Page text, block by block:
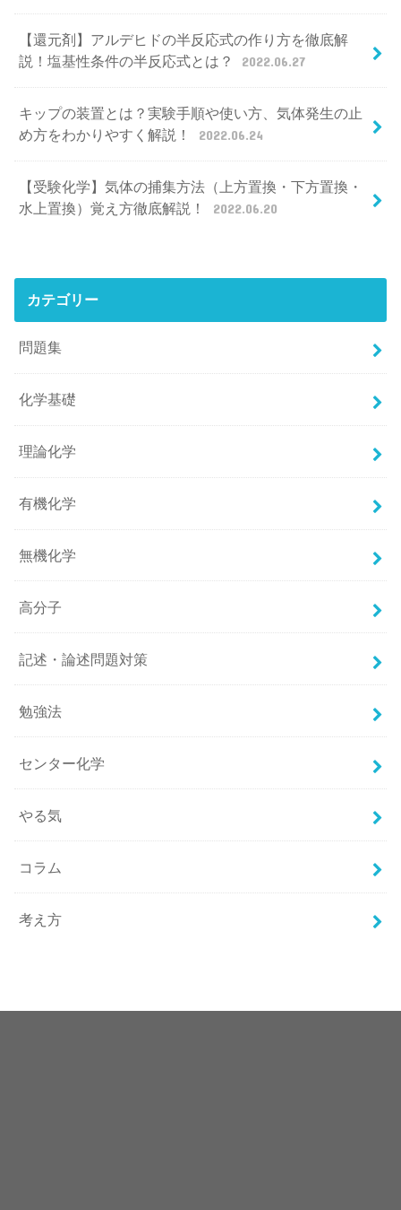
【還元剤】アルデヒドの半反応式の作り方を徹底解
説！塩基性条件の半反応式とは？
2022.06.27
キップの装置とは？実験手順や使い方、気体発生の止
め方をわかりやすく解説！
2022.06.24
【受験化学】気体の捕集方法（上方置換・下方置換・
水上置換）覚え方徹底解説！
2022.06.20
カテゴリー
問題集
化学基礎
理論化学
有機化学
無機化学
高分子
記述・論述問題対策
勉強法
センター化学
やる気
コラム
考え方